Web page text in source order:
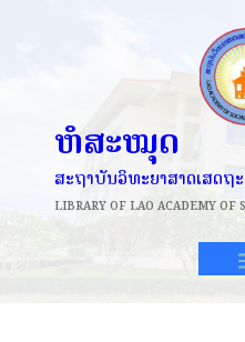
ຫໍສະໝຸດ
ສະຖາບັນວິທະຍາສາດເສດ
LIBRARY OF LAO ACADEMY OF